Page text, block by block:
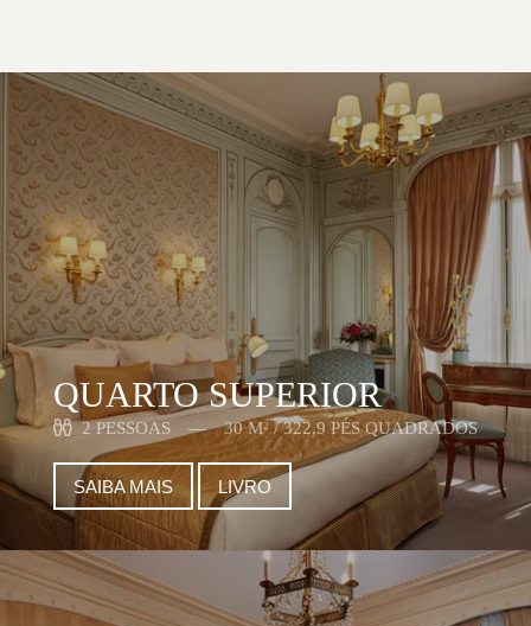
QUARTO SUPERIOR
2 PESSOAS 30 M² / 322,9 PÉS QUADRADOS
SAIBA MAIS LIVRO